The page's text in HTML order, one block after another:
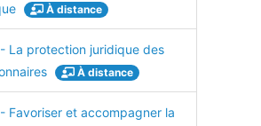
À distance
La protection juridique des
À distance
Favoriser et accompagner la